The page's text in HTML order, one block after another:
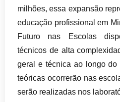
milhões, essa expansão
educação profissional em
Futuro nas Escolas
técnicos de alta
geral e técnica ao longo
teóricas ocorrerão nas
serão realizadas nos